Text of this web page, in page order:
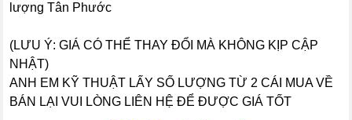
lượng Tân Phước
(LƯU Ý: GIÁ CÓ THỂ THAY ĐỔI MÀ KHÔNG KỊP CẬP
NHẬT)
ANH EM KỸ THUẬT LẤY SỐ LƯỢNG TỪ 2 CÁI MUA VỀ
BÁN LẠI VUI LÒNG LIÊN HỆ ĐỂ ĐƯỢC GIÁ TỐT